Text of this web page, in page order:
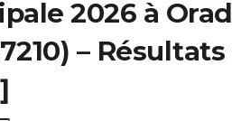
2026 à
–